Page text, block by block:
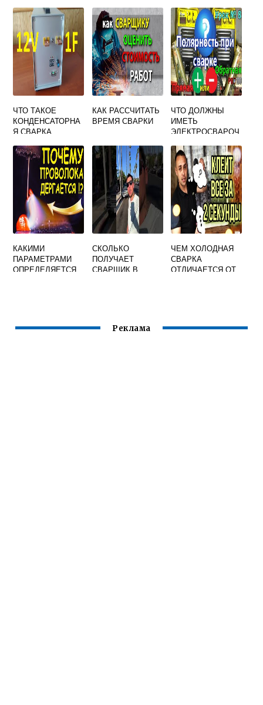
ДЛЯ ПРИХВАТКИ
ЭЛЕКТРОДОМ
ДИАМЕТР 4 ММ
ЧТО ТАКОЕ
КОНДЕНСАТОРНА
Я СВАРКА
КАК РАССЧИТАТЬ
ВРЕМЯ СВАРКИ
ЧТО ДОЛЖНЫ
ИМЕТЬ
ЭЛЕКТРОСВАРОЧ
С
МНОГОПОСТОВЫ
М ИСТОЧНИКОМ
СВАРОЧНОГО
ТОКА
КАКИМИ
ПАРАМЕТРАМИ
ОПРЕДЕЛЯЕТСЯ
СКОЛЬКО
ПОЛУЧАЕТ
СВАРЩИК В
ЧЕМ ХОЛОДНАЯ
СВАРКА
ОТЛИЧАЕТСЯ ОТ
Реклама